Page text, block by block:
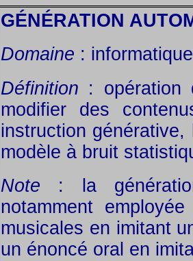
GÉNÉRATION
Domaine :
Définition : opération
modifier des
instruction
modèle à bruit
Note : la
notamment
musicales en imitant
un énoncé oral en